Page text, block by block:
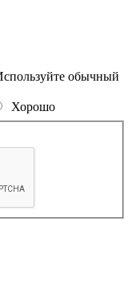
обычный
Хорошо